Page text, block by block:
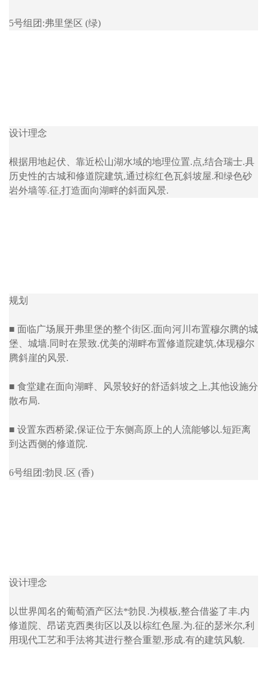
5号组团:弗里堡区 (绿)
设计理念
根据用地起伏、靠近松山湖水域的地理位置.点,结合瑞士.具
历史性的古城和修道院建筑,通过棕红色瓦斜坡屋.和绿色砂
岩外墙等.征,打造面向湖畔的斜面风景.
规划
■ 面临广场展开弗里堡的整个街区.面向河川布置穆尔腾的城
堡、城墙.同时在景致.优美的湖畔布置修道院建筑,体现穆尔
腾斜崖的风景.
■ 食堂建在面向湖畔、风景较好的舒适斜坡之上,其他设施分
散布局.
■ 设置东西桥梁,保证位于东侧高原上的人流能够以.短距离
到达西侧的修道院.
6号组团:勃艮.区 (香)
设计理念
以世界闻名的葡萄酒产区法*勃艮.为模板,整合借鉴了丰.内
修道院、昂诺克西奥街区以及以棕红色屋.为.征的瑟米尔,利
用现代工艺和手法将其进行整合重塑,形成.有的建筑风貌.